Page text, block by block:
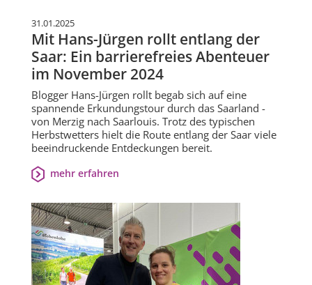
31.01.2025
Mit Hans-Jürgen rollt entlang der
Saar: Ein barrierefreies Abenteuer
im November 2024
Blogger Hans-Jürgen rollt begab sich auf eine
spannende Erkundungstour durch das Saarland -
von Merzig nach Saarlouis. Trotz des typischen
Herbstwetters hielt die Route entlang der Saar viele
beeindruckende Entdeckungen bereit.
mehr erfahren